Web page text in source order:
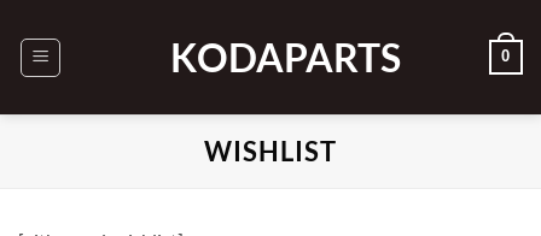
naar
inhoud
KODAPARTS 0
WISHLIST